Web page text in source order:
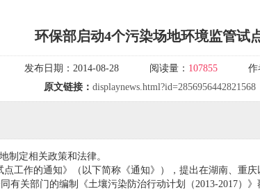
环保部启动4个污染场地环境监管试
发布日期： 2014-08-28 阅读量： 107855 作
原文链接： displaynews.html?id=2856956442821568
定相关政策和法律。
作的通知》（以下简称《通知》），提出在湖南、重庆
关部门的编制《土壤污染防治行动计划（2013-2017）